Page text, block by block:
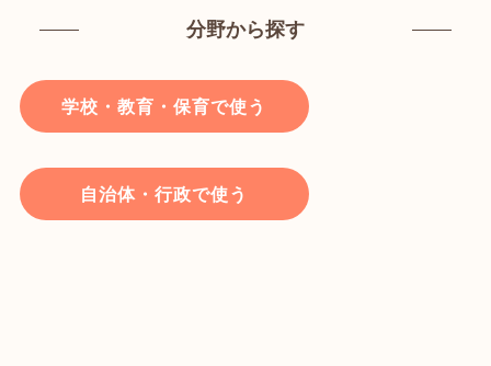
分野から探す
学校・教育・保育で使う
自治体・行政で使う